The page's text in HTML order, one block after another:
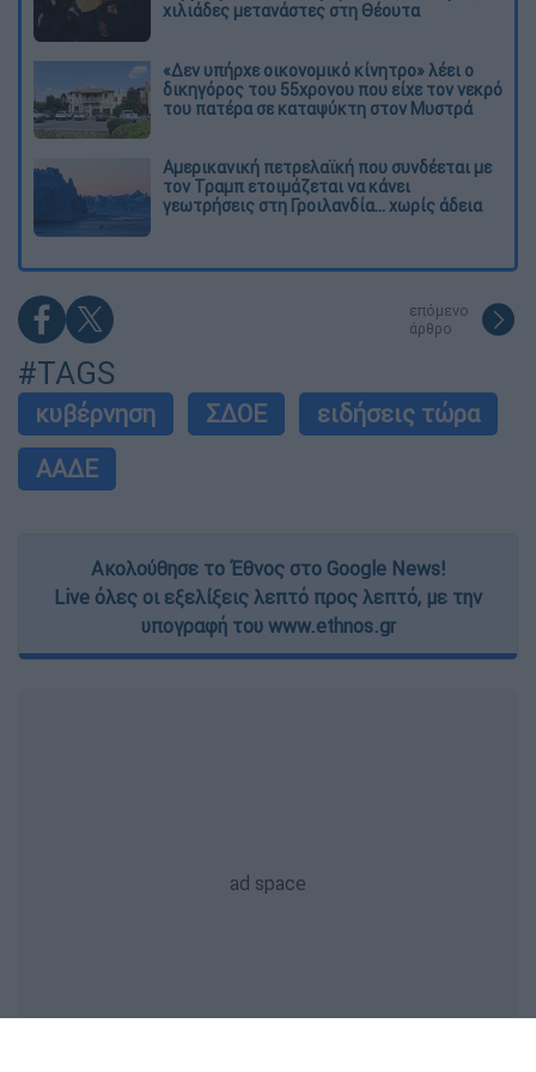
χιλιάδες μετανάστες στη Θέουτα
«Δεν υπήρχε οικονομικό κίνητρο» λέει ο
δικηγόρος του 55χρονου που είχε τον νεκρό
του πατέρα σε καταψύκτη στον Μυστρά
Αμερικανική πετρελαϊκή που συνδέεται με
τον Τραμπ ετοιμάζεται να κάνει
γεωτρήσεις στη Γροιλανδία... χωρίς άδεια
επόμενο
άρθρο
#TAGS
κυβέρνηση ΣΔΟΕ
ειδήσεις τώρα
ΑΑΔΕ
Ακολούθησε το Έθνος στο Google News!
Live όλες οι εξελίξεις λεπτό προς λεπτό, με την
υπογραφή του www.ethnos.gr